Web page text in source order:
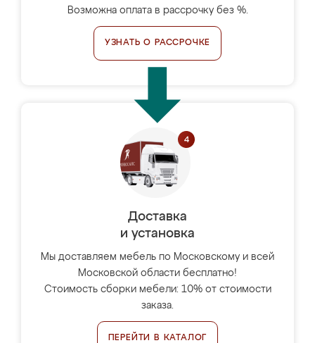
Возможна оплата в рассрочку без %.
УЗНАТЬ О РАССРОЧКЕ
Доставка
и установка
Мы доставляем мебель по Московскому и всей
Московской области бесплатно!
Стоимость сборки мебели: 10% от стоимости
заказа.
ПЕРЕЙТИ В КАТАЛОГ